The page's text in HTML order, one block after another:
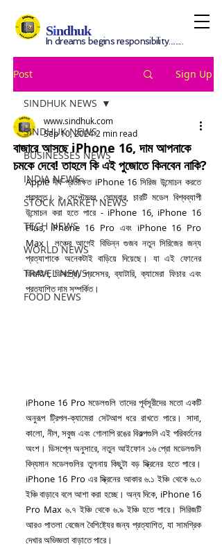
Sindhuk
In dreams begins responsibility.........
Post Sign Up
SINDHUK NEWS
BUSINESSES NEWS
INDIA NEWS
STOCK MARKET NEWS
TECH NEWS
WORLD NEWS
TRAVEL NEWS
FOOD NEWS
SINDHUK NEWS
বাজারে আসছে iPhone 16, দাম আপনাকে
চমকে দেবে! তাহলে কি এই পুজোতে কিনবেন নাকি?
www.sindhuk.com
Sep 10, 20242 min read
Apple দীর্ঘ প্রতীক্ষিত iPhone 16 সিরিজ উন্মোচন করতে
প্রস্তুত। ৯ সেপ্টেম্বর, সোমবার, চারটি মডেল বিশ্বব্যাপী
উন্মোচন করা হতে পারে - iPhone 16, iPhone 16
Plus, iPhone 16 Pro এবং iPhone 16 Pro
Max। লঞ্চের আগেই বিভিন্ন গুজব নতুন সিরিজের জন্য
প্রত্যাশাকে অনেকটাই বাড়িয়ে দিয়েছে। যা এই ফোনের
ডিজাইন, ডিসপ্লে, প্রসেসর, ব্যাটারি, ক্যামেরা ফিচার এবং
প্রত্যাশিত দাম সম্পর্কিত।
iPhone 16 Pro মডেলগুলি তাদের পূর্বসূরীদের মতো একটি
অনুরূপ ট্রিপল-ক্যামেরা সেটআপ ধরে রাখতে পারে। সাদা,
কালো, নীল, সবুজ এবং গোলাপি রঙের বিকল্পগুলি এই পরিবর্তনের
অংশ। ডিসপ্লে অনুসারে, নতুন আইফোন ১৬ প্রো মডেলগুলি
বিদ্যমান মডেলগুলির তুলনায় কিছুটা বড় স্ক্রিনের হতে পারে।
iPhone 16 Pro এর স্ক্রিনের আকার ৬.১ ইঞ্চি থেকে ৬.৩
ইঞ্চি বাড়াবে বলে আশা করা হচ্ছে। অন্য দিকে, iPhone 16
Pro Max ৬.৭ ইঞ্চি থেকে ৬.৯ ইঞ্চি হতে পারে। সিরিজটি
আরও পাতলা বেজেল বৈশিষ্ট্যের জন্য প্রত্যাশিত, যা সামগ্রিক
দেখার অভিজ্ঞতা বাড়াতে পারে।